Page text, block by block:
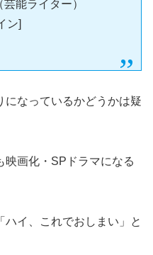
能ライター）
ン]
になっているかどうかは疑
映画化・SPドラマになる
イ、これでおしまい」と